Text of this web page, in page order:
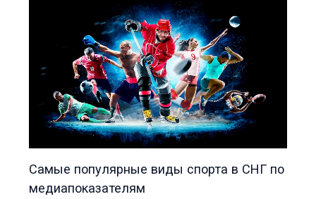
Самые популярные виды спорта в СНГ по
медиапоказателям